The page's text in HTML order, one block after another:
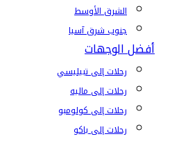
الشرق الأوسط
جنوب شرق آسيا
أفضل الوجهات
رحلات إلى تبيليسي
رحلات إلى ماليه
رحلات إلى كولومبو
رحلات إلى باكو